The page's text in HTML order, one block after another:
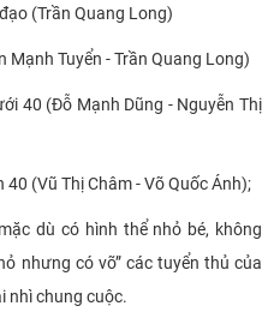
(Trần Quang Long)
Mạnh Tuyển - Trần Quang Long)
40 (Đỗ Mạnh Dũng - Nguyễn Thị
(Vũ Thị Châm - Võ Quốc Ánh);
dù có hình thể nhỏ bé, không
nhưng có võ” các tuyển thủ của
nhì chung cuộc.